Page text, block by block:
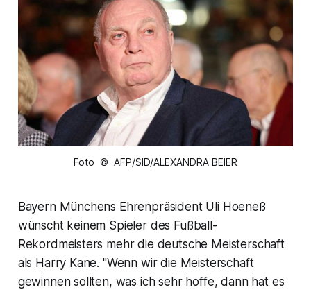
Foto © AFP/SID/ALEXANDRA BEIER
Bayern Münchens Ehrenpräsident Uli Hoeneß
wünscht keinem Spieler des Fußball-
Rekordmeisters mehr die deutsche Meisterschaft
als Harry Kane. "Wenn wir die Meisterschaft
gewinnen sollten, was ich sehr hoffe, dann hat es